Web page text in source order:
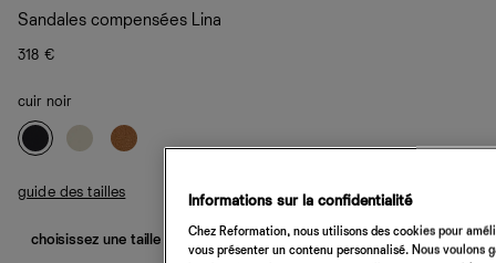
Sandales compensées Lina
318 €
cuir noir
guide des tailles
choisissez une taille
Informations sur la confidentialité
Chez Reformation, nous utilisons des cookies pour
vous présenter un contenu personnalisé. Nous